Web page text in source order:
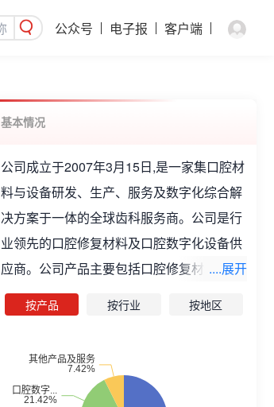
公众号 电子报 客户端
基本情况
公司成立于2007年3月15日,是一家集口腔材
料与设备研发、生产、服务及数字化综合解
决方案于一体的全球齿科服务商。公司是行
业领先的口腔修复材料及口腔数字化设备供
应商。公司产品主要包括口腔修复材料、口
腔数字化设备等。
....展开
按产品 按行业 按地区